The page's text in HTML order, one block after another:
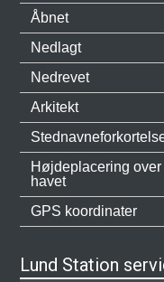
Åbnet
Nedlagt
Nedrevet
Arkitekt
Højdeplacering over
havet
GPS koordinater
Lund Station